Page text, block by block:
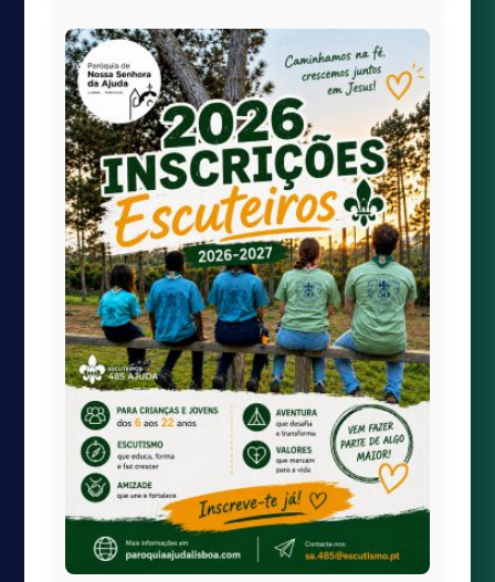
Quick links
Transmissão Online
Calendário Paroquial
Localização
 paroquiaAjudaLisboa@gmail.com

Largo da Boa-Hora à Ajuda
1300-100 Lisboa